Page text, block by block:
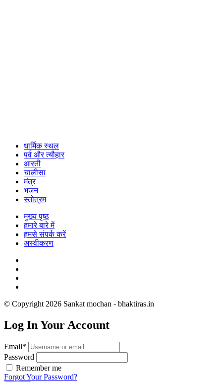
धार्मिक स्थल
पर्व और त्यौहार
आरती
चालीसा
मंत्र
भजन
स्तोत्रम
मुख्य पृष्ठ
हमारे बारे में
हमसे संपर्क करें
अस्वीकरण
© Copyright 2026 Sankat mochan - bhaktiras.in
Log In Your Account
Email*
Password
Remember me
Forgot Your Password?